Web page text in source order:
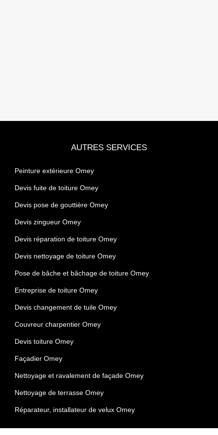
AUTRES SERVICES
Peinture extérieure Omey
Devis fuite de toiture Omey
Devis pose de gouttière Omey
Devis zingueur Omey
Devis réparation de toiture Omey
Devis nettoyage de toiture Omey
Pose de bâche et bâchage de toiture Omey
Entreprise de toiture Omey
Devis changement de tuile Omey
Couvreur charpentier Omey
Devis toiture Omey
Façadier Omey
Nettoyage et ravalement de façade Omey
Nettoyage de terrasse Omey
Réparateur, installateur de velux Omey